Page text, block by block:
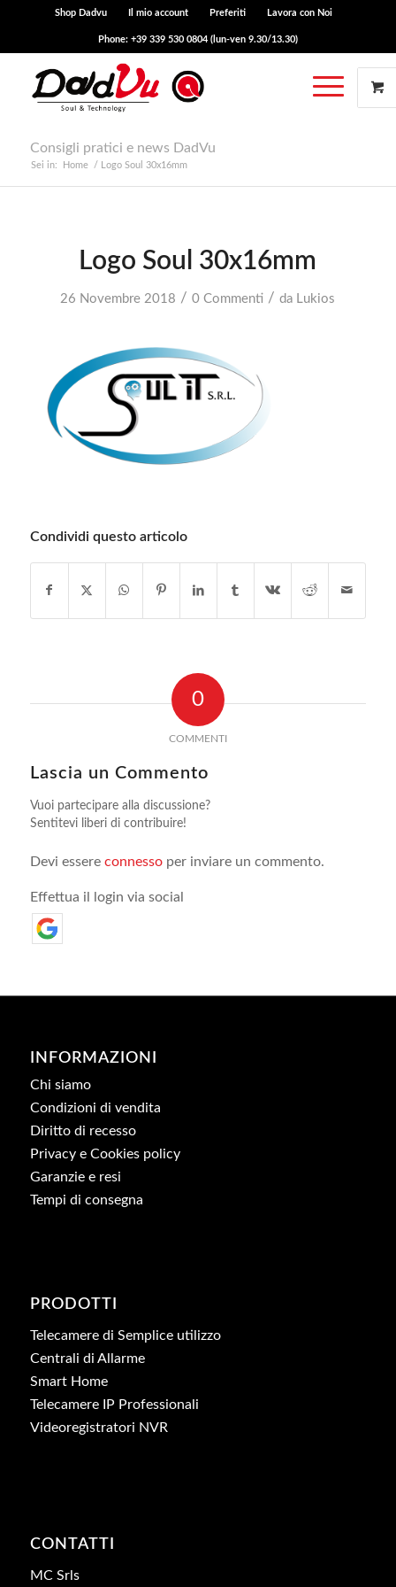
Shop Dadvu Il mio account Preferiti Lavora con Noi
Phone: +39 339 530 0804 (lun-ven 9.30/13.30)
Consigli pratici e news DadVu
Sei in: Home / Logo Soul 30x16mm
Logo Soul 30x16mm
26 Novembre 2018 / 0 Commenti / da Lukios
Condividi questo articolo
0
COMMENTI
Lascia un Commento
Vuoi partecipare alla discussione?
Sentitevi liberi di contribuire!
Devi essere connessoper inviare un commento.
Effettua il login via social
INFORMAZIONI
Chi siamo
Condizioni di vendita
Diritto di recesso
Privacy e Cookies policy
Garanzie e resi
Tempi di consegna
PRODOTTI
Telecamere di Semplice utilizzo
Centrali di Allarme
Smart Home
Telecamere IP Professionali
Videoregistratori NVR
CONTATTI
MC Srls